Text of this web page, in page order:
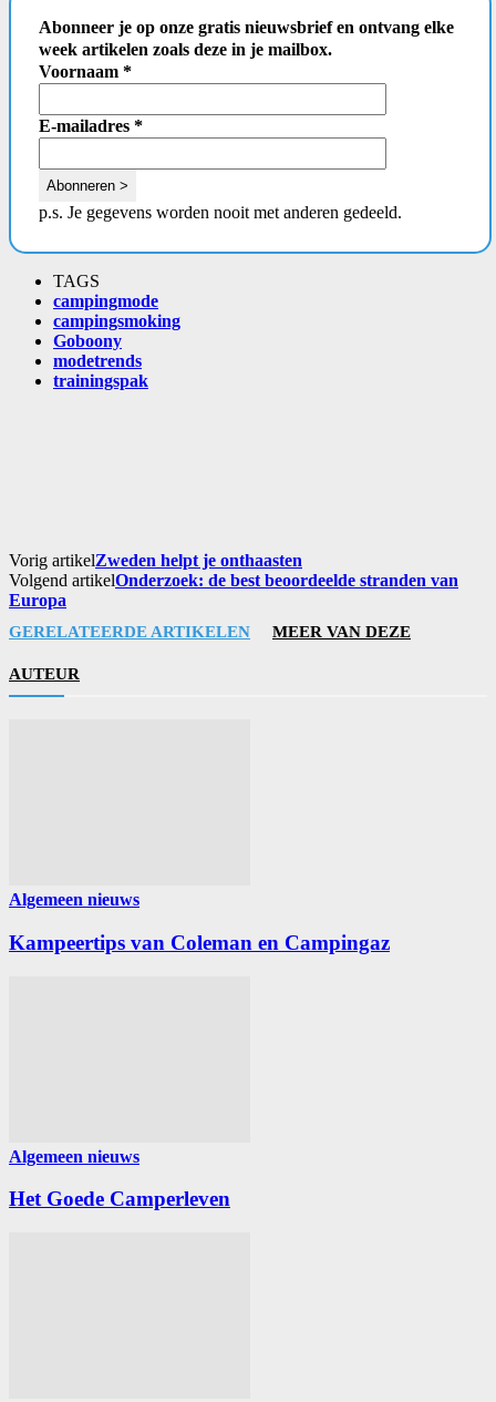
Abonneer je op onze gratis nieuwsbrief en ontvang elke
week artikelen zoals deze in je mailbox.
Voornaam *
E-mailadres *
p.s. Je gegevens worden nooit met anderen gedeeld.
TAGS
campingmode
campingsmoking
Goboony
modetrends
trainingspak
Vorig artikelZweden helpt je onthaasten
Volgend artikelOnderzoek: de best beoordeelde stranden van
Europa
GERELATEERDE ARTIKELEN MEER VAN DEZE
AUTEUR
Algemeen nieuws
Kampeertips van Coleman en Campingaz
Algemeen nieuws
Het Goede Camperleven